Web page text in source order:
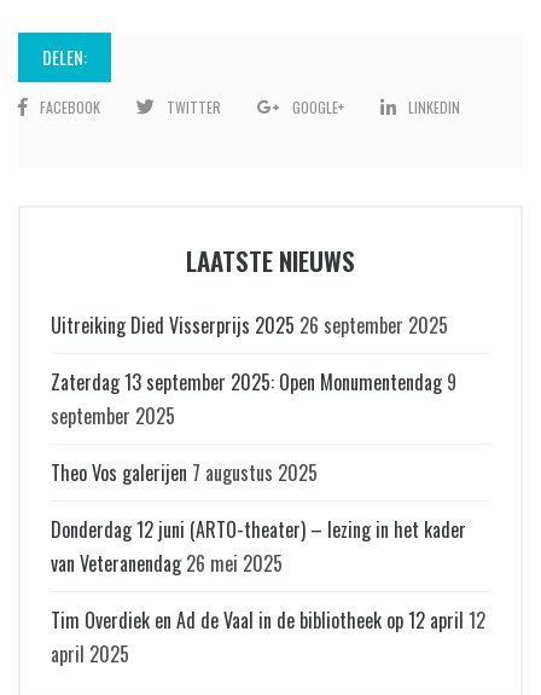
DELEN:
FACEBOOK TWITTER GOOGLE+ LINKEDIN
LAATSTE NIEUWS
Uitreiking Died Visserprijs 2025 26 september 2025
Zaterdag 13 september 2025: Open Monumentendag 9
september 2025
Theo Vos galerijen 7 augustus 2025
Donderdag 12 juni (ARTO-theater) – lezing in het kader
van Veteranendag 26 mei 2025
Tim Overdiek en Ad de Vaal in de bibliotheek op 12 april 12
april 2025